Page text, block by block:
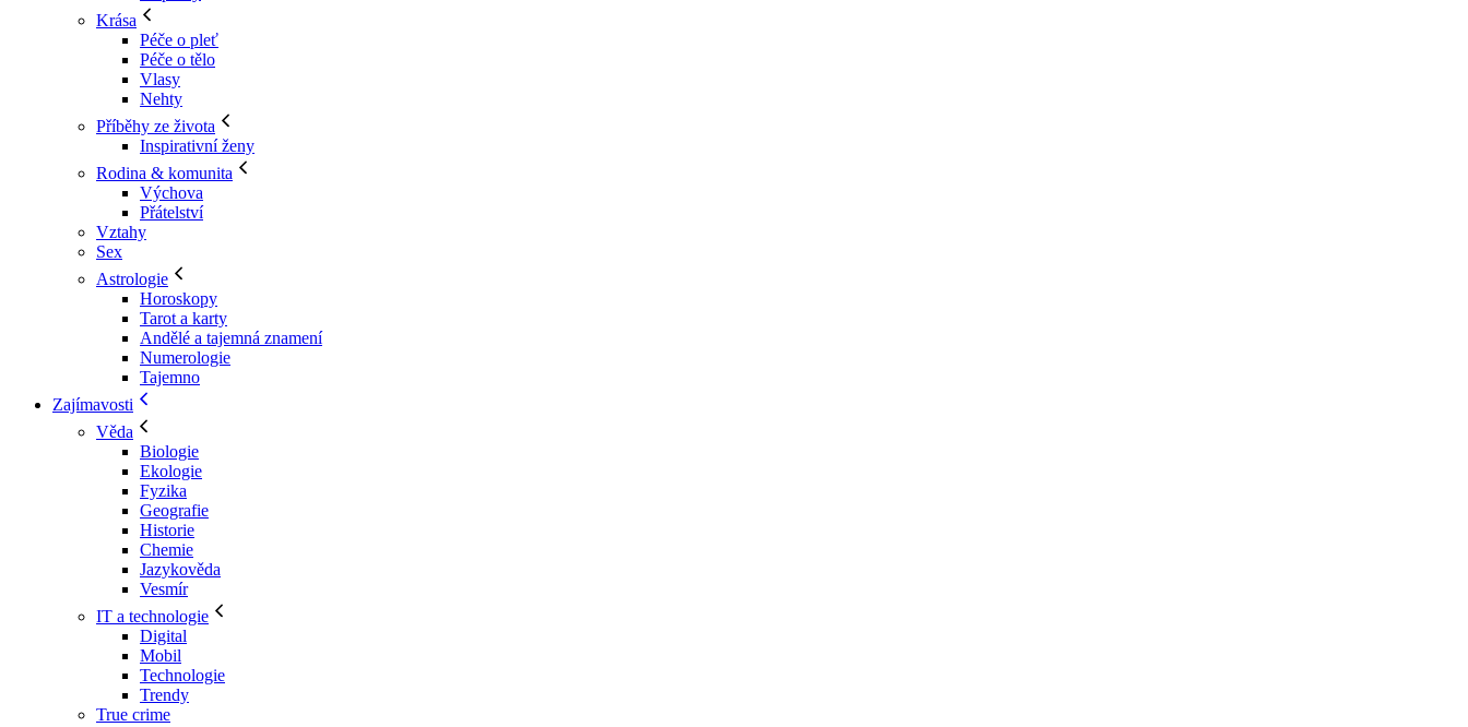
Krása
Péče o pleť
Péče o tělo
Vlasy
Nehty
Příběhy ze života
Inspirativní ženy
Rodina & komunita
Výchova
Přátelství
Vztahy
Sex
Astrologie
Horoskopy
Tarot a karty
Andělé a tajemná znamení
Numerologie
Tajemno
Zajímavosti
Věda
Biologie
Ekologie
Fyzika
Geografie
Historie
Chemie
Jazykověda
Vesmír
IT a technologie
Digital
Mobil
Technologie
Trendy
True crime